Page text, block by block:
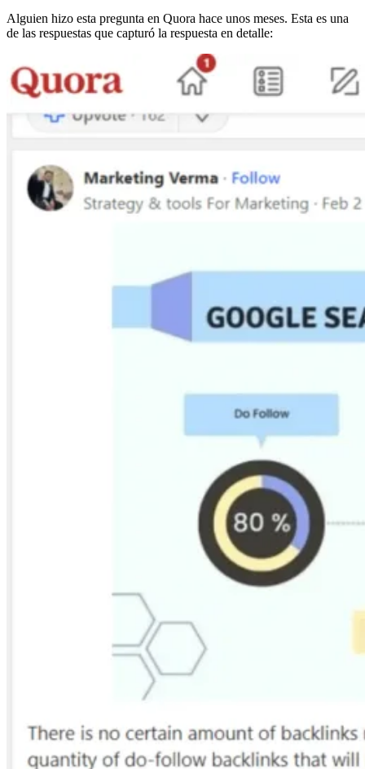
Alguien hizo esta pregunta en Quora hace unos meses. Esta es una
de las respuestas que capturó la respuesta en detalle: